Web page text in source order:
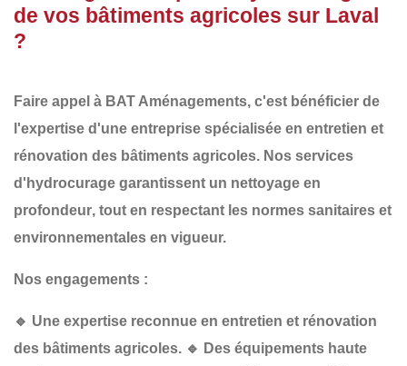
de vos bâtiments agricoles sur Laval
?
Faire appel à BAT Aménagements, c'est bénéficier de
l'expertise d'une entreprise spécialisée en entretien et
rénovation des bâtiments agricoles. Nos services
d'hydrocurage garantissent un nettoyage en
profondeur, tout en respectant les normes sanitaires et
environnementales en vigueur.
Nos engagements :
🔹 Une expertise reconnue en entretien et rénovation
des bâtiments agricoles. 🔹 Des équipements haute